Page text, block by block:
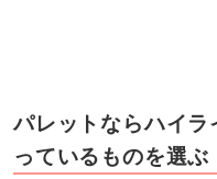
パレットならハイ
っているものを選ぶ